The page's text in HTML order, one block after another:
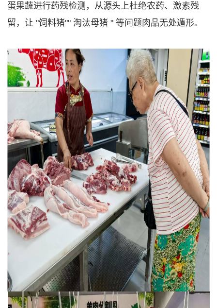
蛋果蔬进行药残检测，从源头上杜绝农药、激素残
留，让 "饲料猪"" 淘汰母猪 " 等问题肉品无处遁形。